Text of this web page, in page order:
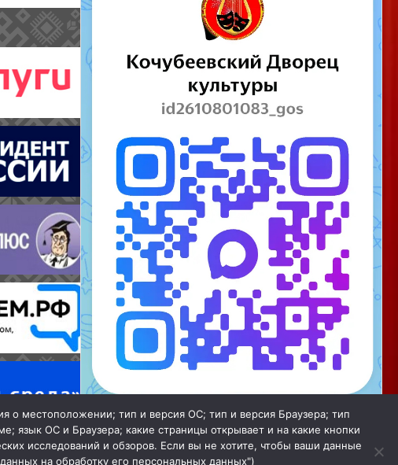
Мы в МАХ
Закрыть
о местоположении; тип и версия ОС; тип и версия Браузера; тип
язык ОС и Браузера; какие страницы открывает и на какие кнопки
исследований и обзоров. Если вы не хотите, чтобы ваши данные
на обработку его персональных данных")